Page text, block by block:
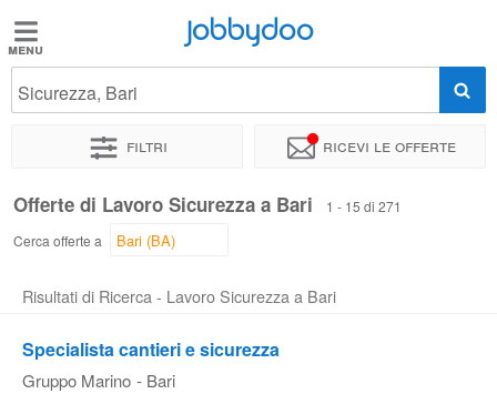
Jobbydoo
Offerte
Stipendi
Elenco
professioni
Jobbydoo
Sicurezza, Bari
Filtri Ricevi le offerte
Offerte di Lavoro Sicurezza a Bari
1 - 15 di 271
Cerca offerte a
Risultati di Ricerca - Lavoro Sicurezza a Bari
Specialista cantieri e sicurezza
Gruppo Marino - Bari